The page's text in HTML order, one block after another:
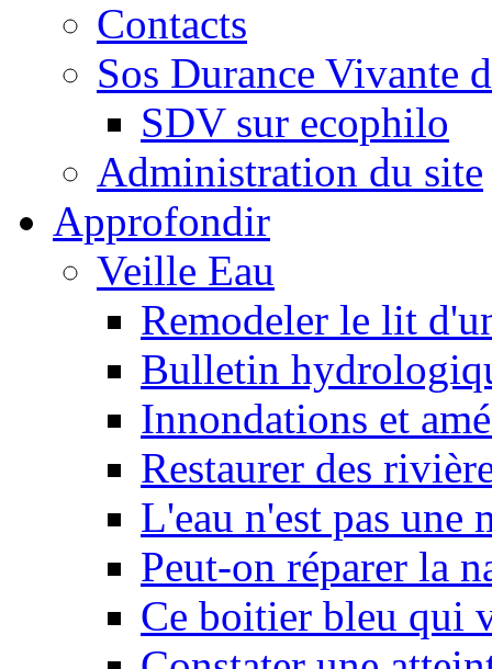
Contacts
Sos Durance Vivante
SDV sur ecophilo
Administration du site
Approfondir
Veille Eau
Remodeler le lit
Bulletin
Innondations et
Restaurer des
L'eau n'est pas une
Peut-on réparer la
Ce boitier bleu qui